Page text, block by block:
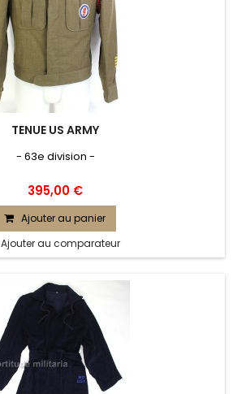
TENUE US ARMY
- 63e division -
395,00 €
Ajouter au panier
Ajouter au comparateur